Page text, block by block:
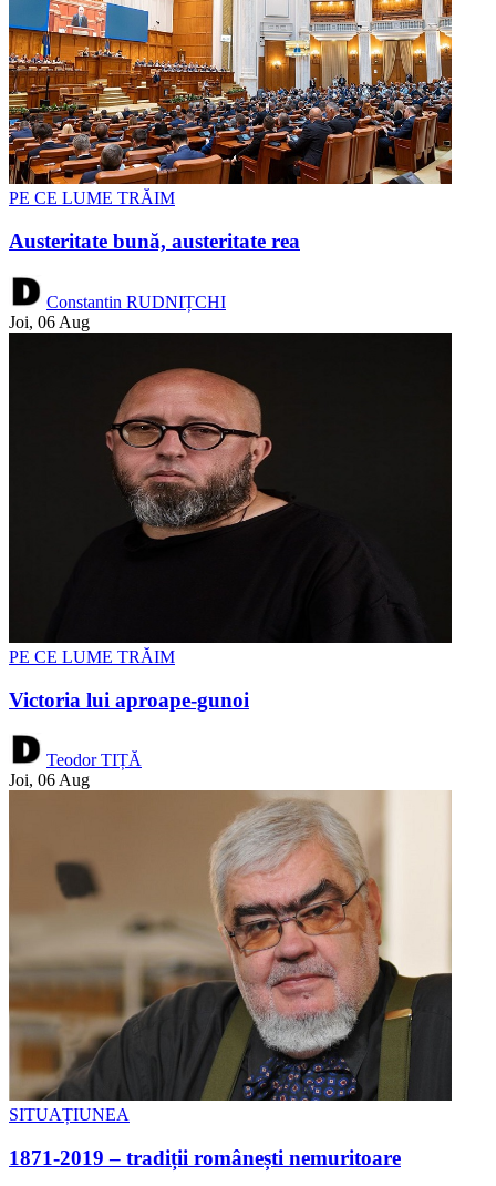
PE CE LUME TRĂIM
Austeritate bună, austeritate rea
Constantin RUDNIȚCHI
Joi, 06 Aug
PE CE LUME TRĂIM
Victoria lui aproape-gunoi
Teodor TIȚĂ
Joi, 06 Aug
SITUAȚIUNEA
1871-2019 – tradiții românești nemuritoare